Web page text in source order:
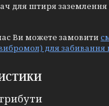
для штиря
Ви можете замовити
для забивання